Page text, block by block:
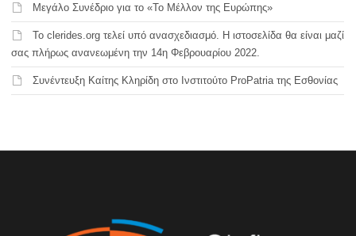
Μεγάλο Συνέδριο για το «Το Μέλλον της Ευρώπης»
Το clerides.org τελεί υπό ανασχεδιασμό. Η ιστοσελίδα θα είναι μαζί
σας πλήρως ανανεωμένη την 14η Φεβρουαρίου 2022.
Συνέντευξη Καίτης Κληρίδη στο Ινστιτούτο ProPatria της Εσθονίας